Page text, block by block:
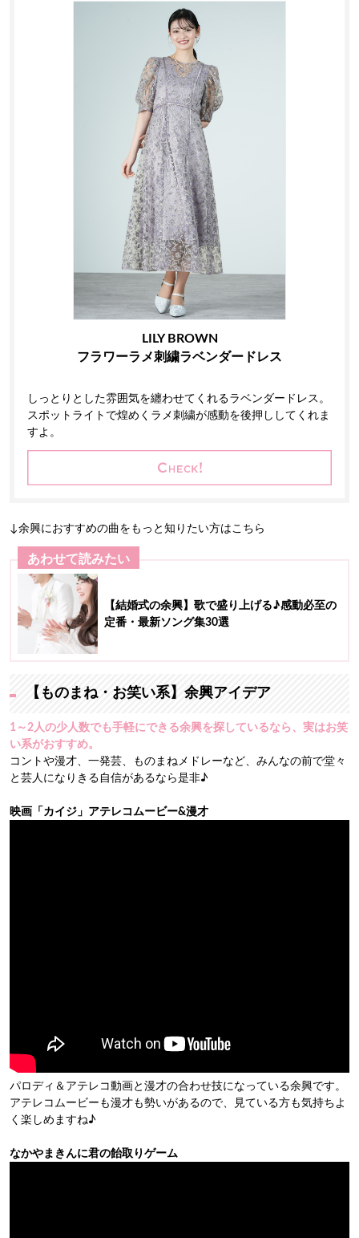
LILY BROWN
フラワーラメ刺繍ラベンダードレス
しっとりとした雰囲気を纏わせてくれるラベンダードレス。
スポットライトで煌めくラメ刺繍が感動を後押ししてくれま
すよ。
↓余興におすすめの曲をもっと知りたい方はこちら
あわせて読みたい
【結婚式の余興】歌で盛り上げる♪感動必至の
定番・最新ソング集30選
【ものまね・お笑い系】余興アイデア
1 ～2人の少人数でも手軽にできる余興を探しているなら、実はお笑
い系がおすすめ。
コントや漫才、一発芸、ものまねメドレーなど、みんなの前で堂々
と芸人になりきる自信があるなら是非♪
映画「カイジ」アテレコムービー&漫才
パロディ＆アテレコ動画と漫才の合わせ技になっている余興です。
アテレコムービーも漫才も勢いがあるので、見ている方も気持ちよ
く楽しめますね♪
なかやまきんに君の飴取りゲーム